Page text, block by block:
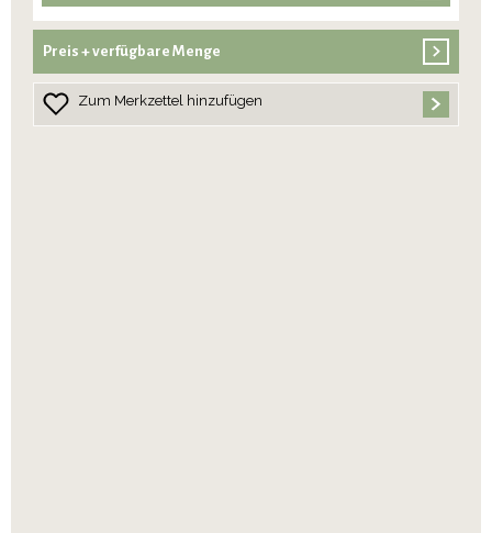
Preis + verfügbare Menge
Zum Merkzettel hinzufügen